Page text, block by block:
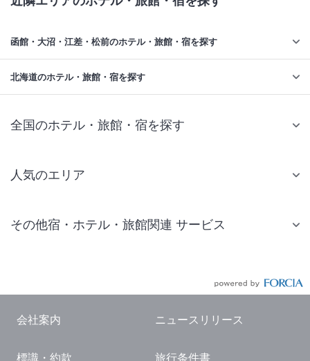
函館・大沼・江差・松前のホテル・旅館・宿を探す
北海道のホテル・旅館・宿を探す
全国のホテル・旅館・宿を探す
人気のエリア
仙台 ホテル
東京ドーム ホテル
その他宿・ホテル・旅館関連 サービス
会社案内 ニュースリリース
標識・約款 旅行条件書